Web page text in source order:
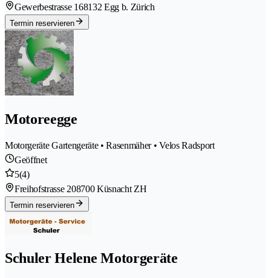
Gewerbestrasse 168132 Egg b. Zürich
Termin reservieren
Motoreegge
Motorgeräte Gartengeräte • Rasenmäher • Velos Radsport
Geöffnet
5(4)
Freihofstrasse 208700 Küsnacht ZH
Termin reservieren
Schuler Helene Motorgeräte